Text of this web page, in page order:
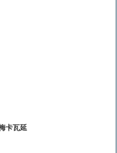
卡瓦延